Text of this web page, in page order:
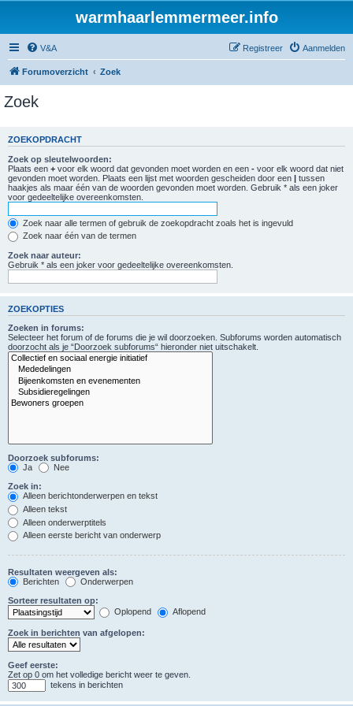
warmhaarlemmermeer.info
V&A Aanmelden
Registreer
Forumoverzicht Zoek
Zoek
ZOEKOPDRACHT
Zoek op sleutelwoorden:
Plaats een + voor elk woord dat gevonden moet worden en een - voor elk woord dat niet
gevonden moet worden. Plaats een lijst met woorden gescheiden door een | tussen
haakjes als maar één van de woorden gevonden moet worden. Gebruik * als een joker
voor gedeeltelijke overeenkomsten.
Zoek naar alle termen of gebruik de zoekopdracht zoals het is ingevuld
Zoek naar één van de termen
Zoek naar auteur:
Gebruik * als een joker voor gedeeltelijke overeenkomsten.
ZOEKOPTIES
Zoeken in forums:
Selecteer het forum of de forums die je wil doorzoeken. Subforums worden automatisch
doorzocht als je “Doorzoek subforums“ hieronder niet uitschakelt.
Doorzoek subforums:
Ja
Nee
Zoek in:
Alleen berichtonderwerpen en tekst
Alleen tekst
Alleen onderwerptitels
Alleen eerste bericht van onderwerp
Resultaten weergeven als:
Berichten
Onderwerpen
Sorteer resultaten op:
Oplopend
Aflopend
Zoek in berichten van afgelopen:
Geef eerste:
Zet op 0 om het volledige bericht weer te geven.
tekens in berichten